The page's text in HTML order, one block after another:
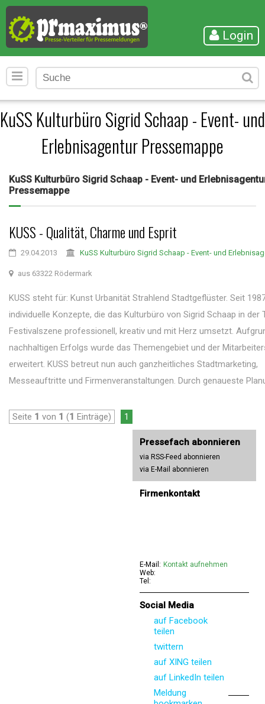
Login
KuSS Kulturbüro Sigrid Schaap - Event- und
Erlebnisagentur Pressemappe
KuSS Kulturbüro Sigrid Schaap - Event- und
Pressemappe
KUSS - Qualität, Charme und Esprit
29.04.2013 KuSS Kulturbüro Sigrid Schaap - Event- und
aus 63322 Rödermark
KUSS steht für: Kunst Urbanität Strahlend Stadtgeflüster. Seit
individuelle Konzepte, die das Kulturbüro von Sigrid Schaap in der
Festivalszene professionell, kreativ und mit Herz umsetzt.
nachhaltigen Erfolgs wurde das Themengebiet und der
erweitert. KUSS betreut nun auch ganzheitliches Stadtmarketing,
Messeauftritte und Firmenveranstaltungen. Durch genaueste
Seite 1 von 1 (1 Einträge) 1
Pressefach abonnieren
via RSS-Feed abonnieren
via E-Mail abonnieren
Firmenkontakt
E-Mail: Kontakt aufnehmen
Web:
Tel:
Social Media
auf Facebook
teilen
twittern
auf XING teilen
auf LinkedIn teilen
Meldung